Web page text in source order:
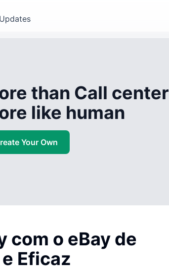
than Call center
like human
Your Own
com o eBay de
Eficaz